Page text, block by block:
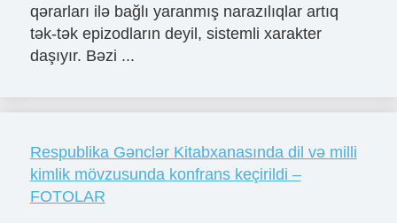
qərarları ilə bağlı yaranmış narazılıqlar artıq
tək-tək epizodların deyil, sistemli xarakter
daşıyır. Bəzi ...
Respublika Gənclər Kitabxanasında dil və milli
kimlik mövzusunda konfrans keçirildi –
FOTOLAR